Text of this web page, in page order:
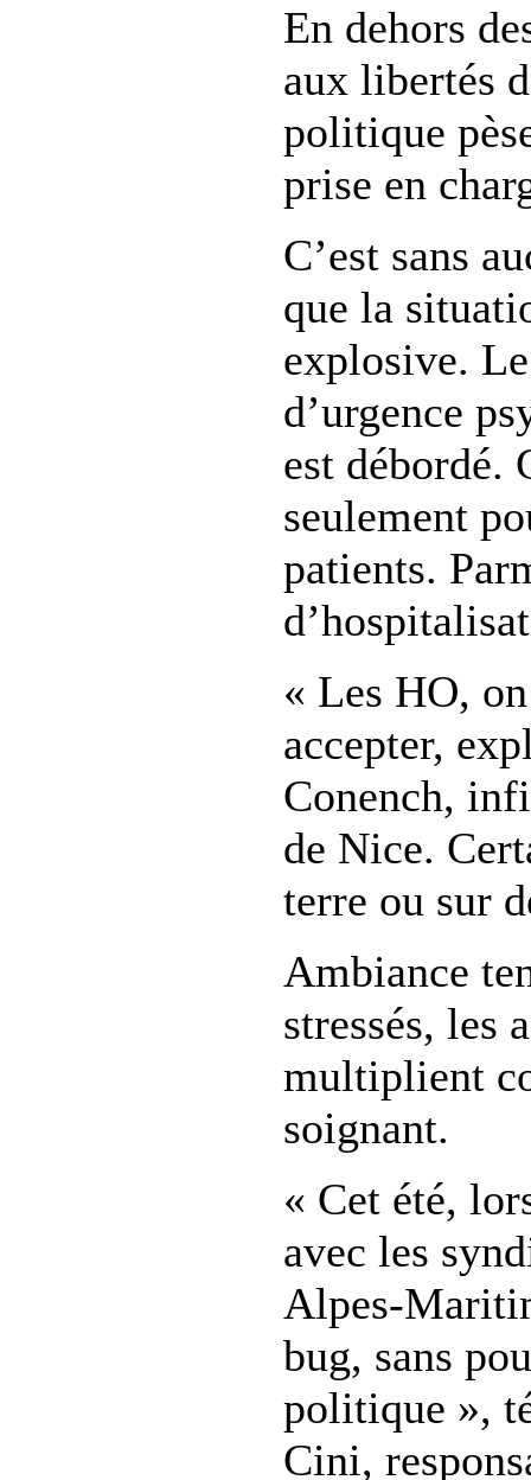
En dehors
aux libertés
politique
prise en
C’est sans
que la
explosive.
d’urgence
est débordé.
seulement
patients.
« Les HO,
accepter,
Conench,
de Nice.
terre ou sur
Ambiance
stressés, les
multiplient
soignant.
« Cet été,
avec les
Alpes-
bug, sans
politique »,
Cini,